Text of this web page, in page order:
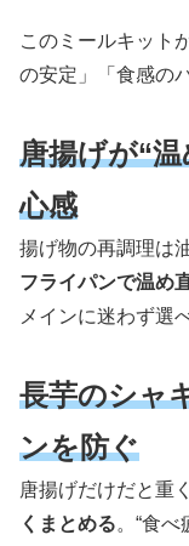
このミールキット
の安定」「食感の
唐揚げが“
心感
揚げ物の再調理は
フライパンで温め
メインに迷わず選
長芋のシャ
ンを防ぐ
唐揚げだけだと重
くまとめる。“食